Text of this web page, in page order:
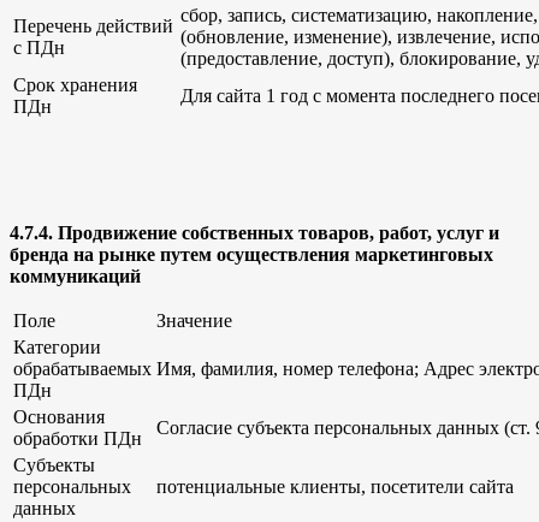
Перечень действий
с ПДн
сбор, запись, систематизацию,
(обновление, изменение), извлечение,
(предоставление, доступ), блокирование,
Срок хранения
ПДн
Для сайта 1 год с момента последнего
4.7.4. Продвижение собственных товаров, работ, услуг и
бренда на рынке путем осуществления маркетинговых
коммуникаций
Поле
Значение
Категории
обрабатываемых
ПДн
Имя, фамилия, номер телефона; Адрес
Основания
обработки ПДн
Согласие субъекта персональных данных
Субъекты
персональных
данных
потенциальные клиенты, посетители сайта